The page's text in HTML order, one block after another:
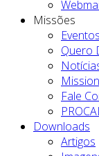
Missões
Eventos
Quero
Fale
Downloads
Artigos